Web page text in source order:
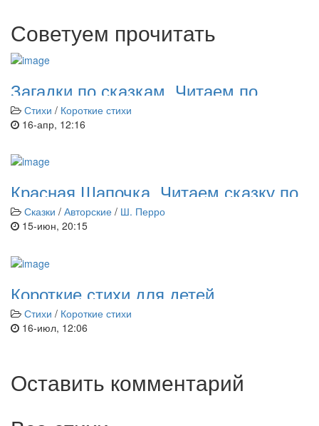
Советуем прочитать
Загадки по сказкам. Читаем по
слогам
Стихи / Короткие стихи
16-апр, 12:16
Красная Шапочка. Читаем сказку по
слогам
Сказки / Авторские / Ш. Перро
15-июн, 20:15
Короткие стихи для детей
Стихи / Короткие стихи
16-июл, 12:06
Оставить комментарий